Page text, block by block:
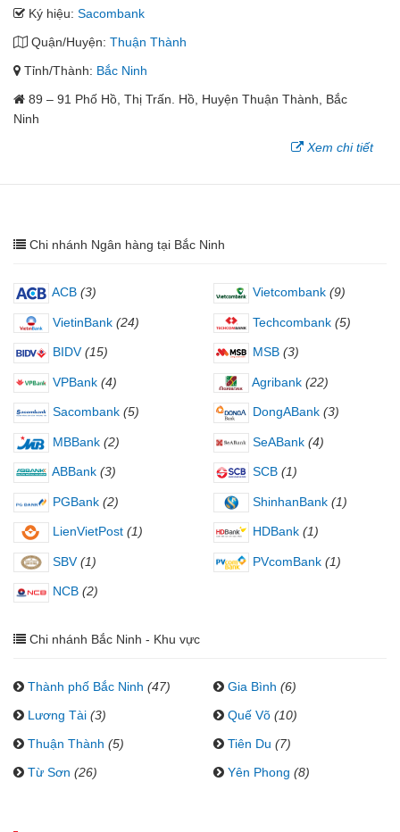
Ký hiệu: Sacombank
Quận/Huyện: Thuận Thành
Tỉnh/Thành: Bắc Ninh
89 – 91 Phố Hồ, Thị Trấn. Hồ, Huyện Thuận Thành, Bắc
Ninh
Xem chi tiết
Chi nhánh Ngân hàng tại Bắc Ninh
ACB (3) Vietcombank (9)
VietinBank (24) Techcombank (5)
BIDV (15) MSB (3)
VPBank (4) Agribank (22)
Sacombank (5) DongABank (3)
MBBank (2) SeABank (4)
ABBank (3) SCB (1)
PGBank (2) ShinhanBank (1)
LienVietPost (1) HDBank (1)
SBV (1) PVcomBank (1)
NCB (2)
Chi nhánh Bắc Ninh - Khu vực
Thành phố Bắc Ninh (47) Gia Bình (6)
Lương Tài (3) Quế Võ (10)
Thuận Thành (5) Tiên Du (7)
Từ Sơn (26) Yên Phong (8)